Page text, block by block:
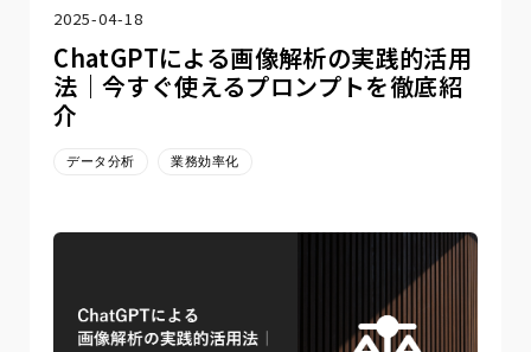
2025-04-18
ChatGPTによる画像解析の実践的活用
法｜今すぐ使えるプロンプトを徹底紹
介
データ分析 業務効率化